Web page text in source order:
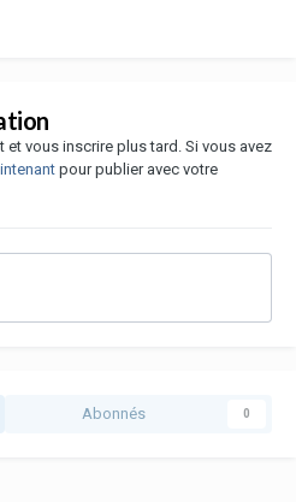
vous inscrire plus tard. Si vous avez
pour publier avec votre
Abonnés 0